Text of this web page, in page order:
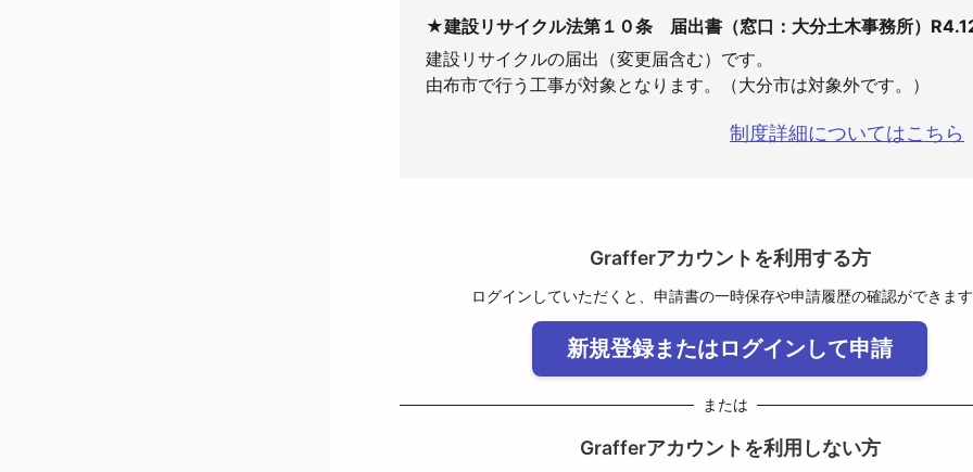
★建設リサイクル法第１０条 届出書（窓口：大分土木事務所）
建設リサイクルの届出（変更届含む）です。
由布市で行う工事が対象となります。（大分市は対象外です。）
制度詳細についてはこちら
Grafferアカウントを利用する方
ログインしていただくと、申請書の一時保存や申請履歴の確認ができます
新規登録またはログインして申請
または
Grafferアカウントを利用しない方